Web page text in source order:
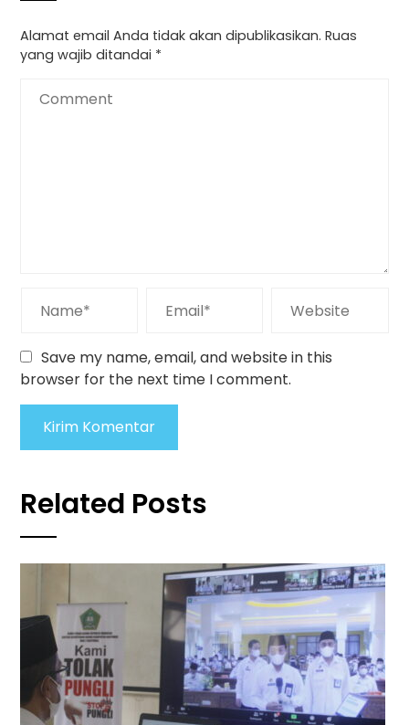
Alamat email Anda tidak akan dipublikasikan. Ruas
yang wajib ditandai *
Save my name, email, and website in this
browser for the next time I comment.
Related Posts